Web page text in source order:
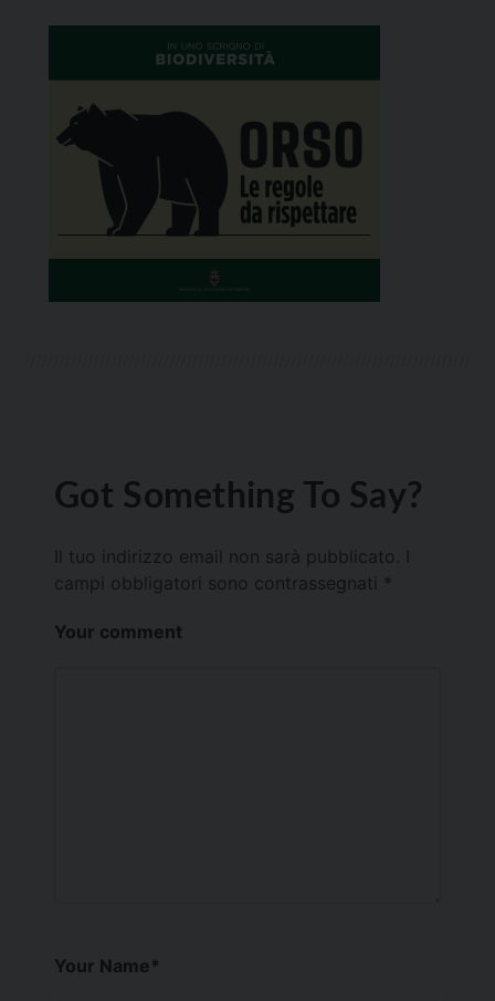
Got Something To Say?
Il tuo indirizzo email non sarà pubblicato.
campi obbligatori sono contrassegnati *
Your comment
Your Name*